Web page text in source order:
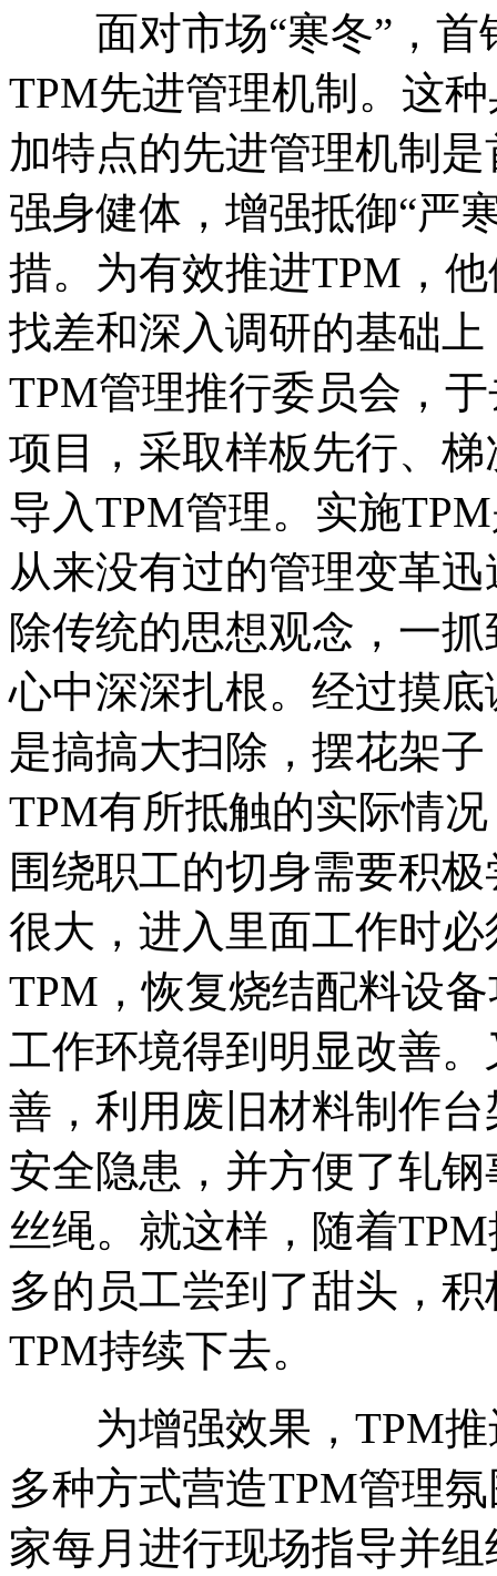
面对市场“寒冬”，首
TPM先进管理机制。这
加特点的先进管理机制
强身健体，增强抵御“严
措。为有效推进TPM，
找差和深入调研的基础
TPM管理推行委员会，
项目，采取样板先行、
导入TPM管理。实施
从来没有过的管理变革
除传统的思想观念，一
心中深深扎根。经过摸
是搞搞大扫除，摆花架
TPM有所抵触的实际情
围绕职工的切身需要积
很大，进入里面工作时
TPM，恢复烧结配料设
工作环境得到明显改善
善，利用废旧材料制作
安全隐患，并方便了轧
丝绳。就这样，随着
多的员工尝到了甜头，
TPM持续下去。
为增强效果，TPM推
多种方式营造TPM管理
家每月进行现场指导并